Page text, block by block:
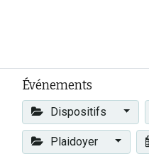
Événements
Dispositifs
Plaidoyer